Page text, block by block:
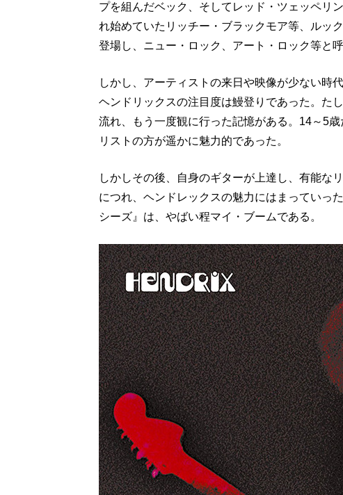
プを組んだベック、そしてレッド・ツェッペリ
れ始めていたリッチー・ブラックモア等、ルッ
登場し、ニュー・ロック、アート・ロック等と
しかし、アーティストの来日や映像が少ない時
ヘンドリックスの注目度は鰻登りであった。た
流れ、もう一度観に行った記憶がある。14～5
リストの方が遥かに魅力的であった。
しかしその後、自身のギターが上達し、有能な
につれ、ヘンドレックスの魅力にはまっていっ
シーズ』は、やばい程マイ・ブームである。